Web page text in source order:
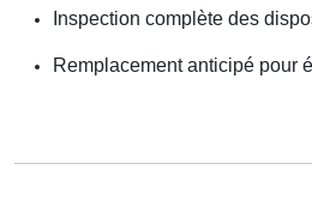
Inspection complète des
Remplacement anticipé pour